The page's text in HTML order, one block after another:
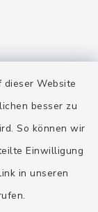
dieser Website
besser zu
So können wir
Einwilligung
in unseren